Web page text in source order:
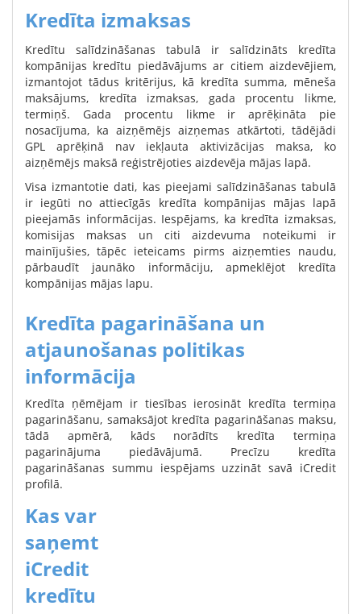
Kredīta izmaksas
Kredītu salīdzināšanas tabulā ir salīdzināts kredīta
kompānijas kredītu piedāvājums ar citiem aizdevējiem,
izmantojot tādus kritērijus, kā kredīta summa, mēneša
maksājums, kredīta izmaksas, gada procentu likme,
termiņš. Gada procentu likme ir aprēķināta pie
nosacījuma, ka aizņēmējs aizņemas atkārtoti, tādējādi
GPL aprēķinā nav iekļauta aktivizācijas maksa, ko
aizņēmējs maksā reģistrējoties aizdevēja mājas lapā.
Visa izmantotie dati, kas pieejami salīdzināšanas tabulā
ir iegūti no attiecīgās kredīta kompānijas mājas lapā
pieejamās informācijas. Iespējams, ka kredīta izmaksas,
komisijas maksas un citi aizdevuma noteikumi ir
mainījušies, tāpēc ieteicams pirms aizņemties naudu,
pārbaudīt jaunāko informāciju, apmeklējot kredīta
kompānijas mājas lapu.
Kredīta pagarināšana un
atjaunošanas politikas
informācija
Kredīta ņēmējam ir tiesības ierosināt kredīta termiņa
pagarināšanu, samaksājot kredīta pagarināšanas maksu,
tādā apmērā, kāds norādīts kredīta termiņa
pagarinājuma piedāvājumā. Precīzu kredīta
pagarināšanas summu iespējams uzzināt savā iCredit
profilā.
Kas var
saņemt
iCredit
kredītu